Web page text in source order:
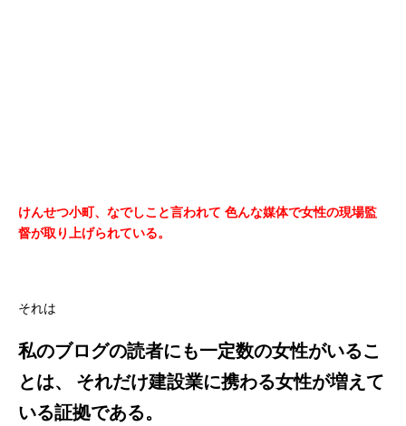
けんせつ小町、なでしこと言われて 色んな媒体で女性の現場監
督が取り上げられている。
それは
私のブログの読者にも一定数の女性がいるこ
とは、
それだけ建設業に携わる女性が増えて
いる証拠である。